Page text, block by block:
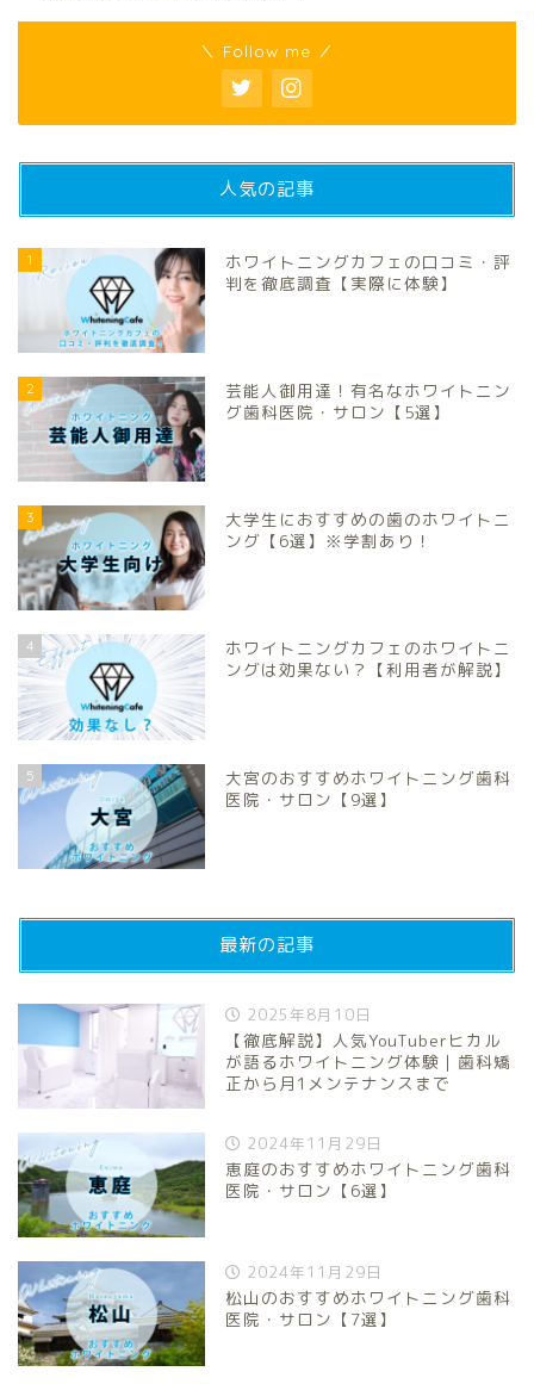
＼ Follow me ／
人気の記事
1
ホワイトニングカフェの口コミ・評
判を徹底調査【実際に体験】
2
芸能人御用達！有名なホワイトニン
グ歯科医院・サロン【5選】
3
大学生におすすめの歯のホワイトニ
ング【6選】※学割あり！
4
ホワイトニングカフェのホワイトニ
ングは効果ない？【利用者が解説】
5
大宮のおすすめホワイトニング歯科
医院・サロン【9選】
最新の記事
2025年8月10日
【徹底解説】人気YouTuberヒカル
が語るホワイトニング体験｜歯科矯
正から月1メンテナンスまで
2024年11月29日
恵庭のおすすめホワイトニング歯科
医院・サロン【6選】
2024年11月29日
松山のおすすめホワイトニング歯科
医院・サロン【7選】